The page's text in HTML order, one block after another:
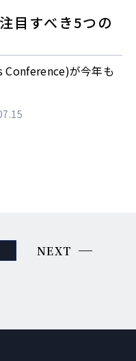
目すべき5つの
が今年も
NEXT